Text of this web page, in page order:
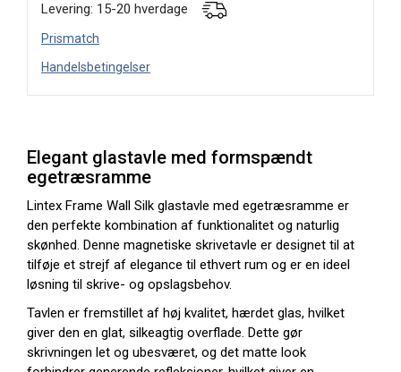
Levering: 15-20 hverdage
Prismatch
Handelsbetingelser
Elegant glastavle med formspændt
egetræsramme
Lintex Frame Wall Silk glastavle med egetræsramme er
den perfekte kombination af funktionalitet og naturlig
skønhed. Denne magnetiske skrivetavle er designet til at
tilføje et strejf af elegance til ethvert rum og er en ideel
løsning til skrive- og opslagsbehov.
Tavlen er fremstillet af høj kvalitet, hærdet glas, hvilket
giver den en glat, silkeagtig overflade. Dette gør
skrivningen let og ubesværet, og det matte look